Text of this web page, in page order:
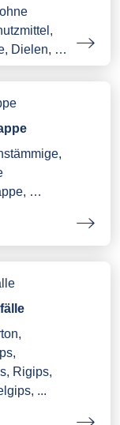
Dielen, …
…
Rigips,
...